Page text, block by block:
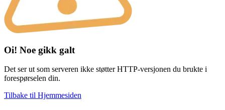
Oi! Noe gikk galt
Det ser ut som serveren ikke støtter HTTP-versjonen du brukte i
forespørselen din.
Tilbake til Hjemmesiden